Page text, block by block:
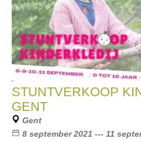
STUNTVERKOOP
GENT
Gent
8 september 2021 --- 11